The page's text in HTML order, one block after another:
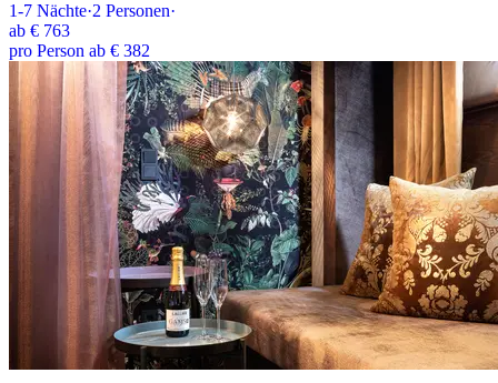
1-7 Nächte·2 Personen·
ab € 763
pro Person ab € 382